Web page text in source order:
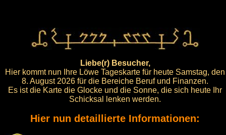
Liebe(r) Besucher,
Hier kommt nun Ihre Löwe Tageskarte für heute Samstag, den
8. August 2026 für die Bereiche Beruf und Finanzen.
Es ist die Karte die Glocke und die Sonne, die sich heute Ihr
Schicksal lenken werden.
Hier nun detaillierte Informationen: